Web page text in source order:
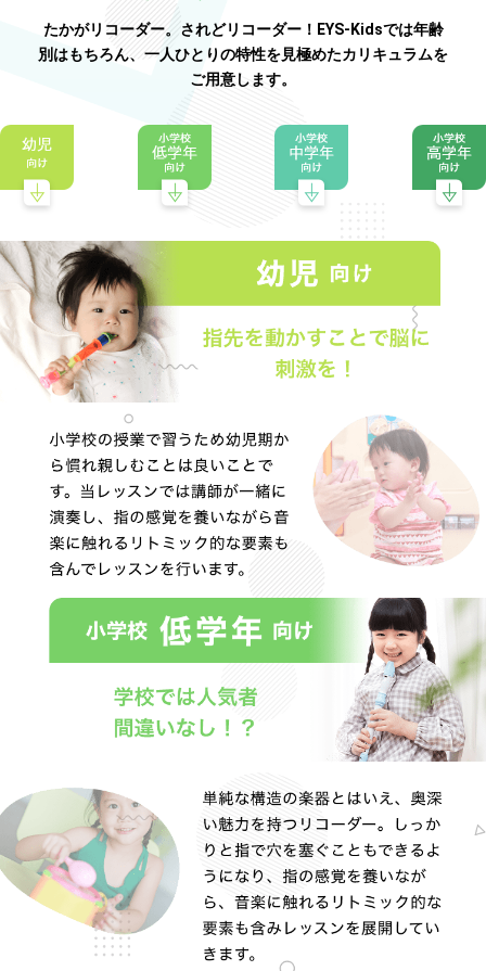
たかがリコーダー。されどリコーダー！EYS-Kidsでは年齢
別はもちろん、一人ひとりの特性を見極めたカリキュラムを
ご用意します。